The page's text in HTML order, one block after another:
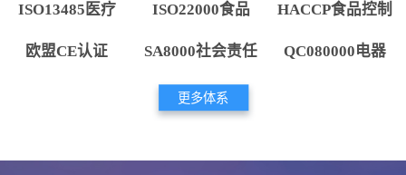
ISO13485医疗 ISO22000食品 HACCP食品控制
欧盟CE认证 SA8000社会责任 QC080000电器
更多体系